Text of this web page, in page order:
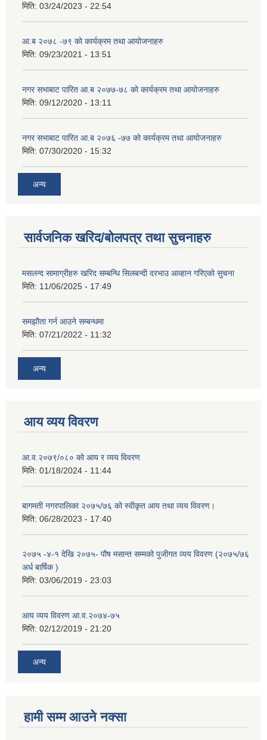
मिति: 03/24/2023 - 22:54
आ.ब २०७८ -७९ को कार्यक्रम तथा आयोजनाहरु
मिति: 09/23/2021 - 13:51
नगर सभाबाट पारित आ.ब २०७७-७८ को कार्यक्रम तथा आयोजनाहरु
मिति: 09/12/2020 - 13:11
नगर सभाबाट पारित आ.ब २०७६ -७७ को कार्यक्रम तथा आयोजनाहरु
मिति: 07/30/2020 - 15:32
अन्य
सार्वजनिक खरिद/बोलपत्र तथा सुचनाहरु
मसलन्द सामाग्रीहरु खरिद सम्बन्धि सिलबन्दी दरभाउ आव्हान गरिएको सुचना
मिति: 11/06/2025 - 17:49
समझौता गर्न आउने सम्बन्धमा
मिति: 07/21/2022 - 11:32
अन्य
आय व्यय विवरण
आ.व.२०७९/०८० को आय र व्यय विवरण
मिति: 01/18/2024 - 11:44
बागमती नगरपालिका २०७५/७६ को स्वीकृत आय तथा व्यय विवरण।
मिति: 06/28/2023 - 17:40
२०७५ -४-१ देखि २०७५- पौष मसान्त सम्मको पुजीगत व्यय विवरण (२०७५/७६
अर्ध बार्षिक )
मिति: 03/06/2019 - 23:03
आय व्यय विवरण आ.व.२०७४-७५
मिति: 02/12/2019 - 21:20
अन्य
हामी सम्म आउने नक्सा